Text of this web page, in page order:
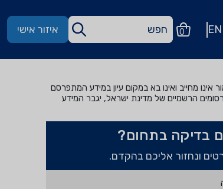
EN
0 איזור אישי
מחייב ואינו בא במקום עיון במידע המתפרסם
הרשמיים של מדינת ישראל, יגבר המידע
בדיקה בתחום?
ונחזור אליכם בהקדם.